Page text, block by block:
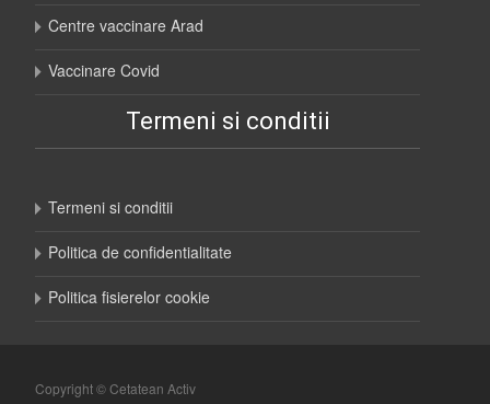
Centre vaccinare Arad
Vaccinare Covid
Termeni si conditii
Termeni si conditii
Politica de confidentialitate
Politica fisierelor cookie
Copyright © Cetatean Activ